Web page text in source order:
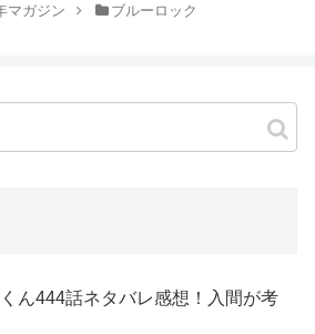
マガジン ブルーロック
ん444話ネタバレ感想！入間が考